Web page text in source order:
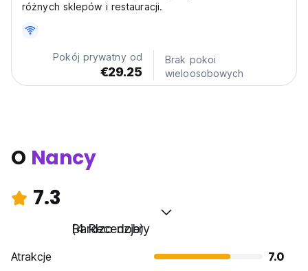
różnych sklepów i restauracji.
Pokój prywatny od
€29.25
Brak pokoi
wieloosobowych
O Nancy
7.3
Bardzo dobry
(4 Recenzje)
Atrakcje
7.0